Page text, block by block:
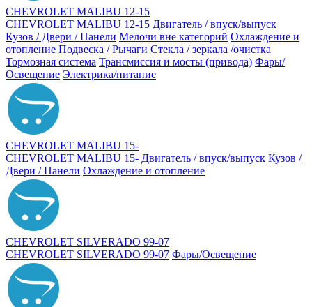
CHEVROLET MALIBU 12-15
CHEVROLET MALIBU 12-15 Двигатель / впуск/выпуск
Кузов / Двери / Панели Мелочи вне категорий Охлаждение и
отопление Подвеска / Рычаги Стекла / зеркала /очистка
Тормозная система Трансмиссия и мосты (привода) Фары/
Освещение Электрика/питание
CHEVROLET MALIBU 15-
CHEVROLET MALIBU 15- Двигатель / впуск/выпуск Кузов /
Двери / Панели Охлаждение и отопление
CHEVROLET SILVERADO 99-07
CHEVROLET SILVERADO 99-07 Фары/Освещение